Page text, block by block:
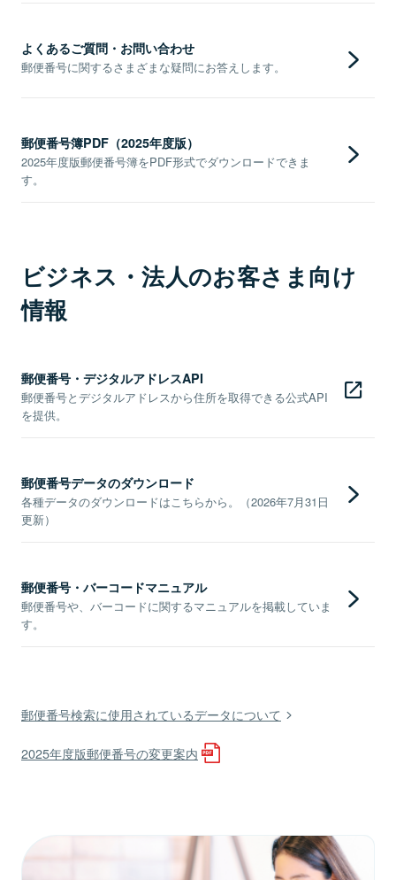
よくあるご質問・お問い合わせ
郵便番号に関するさまざまな疑問にお答えします。
郵便番号簿PDF（2025年度版）
2025年度版郵便番号簿をPDF形式でダウンロードできま
す。
ビジネス・法人のお客さま向け
情報
郵便番号・デジタルアドレスAPI
郵便番号とデジタルアドレスから住所を取得できる公式API
を提供。
郵便番号データのダウンロード
各種データのダウンロードはこちらから。（2026年7月31日
更新）
郵便番号・バーコードマニュアル
郵便番号や、バーコードに関するマニュアルを掲載していま
す。
郵便番号検索に使用されているデータについて
2025年度版郵便番号の変更案内